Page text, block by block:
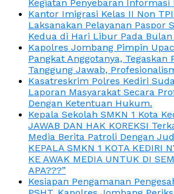
Kegiatan Penyebaran Informasi
Kantor Imigrasi Kelas II Non
Laksanakan Pelayanan Paspor
Kedua di Hari Libur Pada Bulan
Kapolres Jombang Pimpin
Pangkat Anggotanya, Tegaskan
Tanggung Jawab,
Kasatreskrim Polres Kediri
Laporan Masyarakat Secara
Dengan Ketentuan Hukum.
Kepala Sekolah SMKN 1 Kota
JAWAB DAN HAK KOREKSI
Media Berita Patroli Dengan
KEPALA SMKN 1 KOTA KEDIRI
KE AWAK MEDIA UNTUK DI
APA???”
Kesiapan Pengamanan